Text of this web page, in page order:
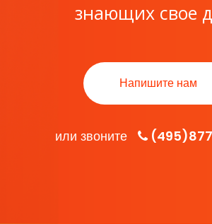
знающих свое
Напишите нам
или звоните